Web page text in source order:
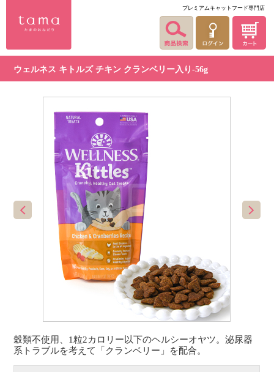
プレミアムキャットフード専門店
ウェルネス キトルズ チキン クランベリー入り-56g
穀類不使用、1粒2カロリー以下のヘルシーオヤツ。泌尿器
系トラブルを考えて「クランベリー」を配合。